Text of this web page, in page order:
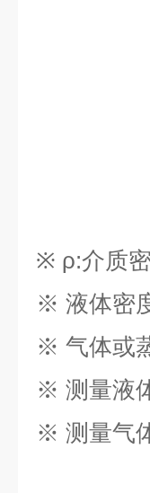
※ ρ:介质
※ 液体密
※ 气体或
※ 测量液
※ 测量气